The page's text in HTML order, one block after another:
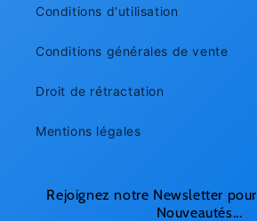
Conditions d'utilisation
Conditions générales de vente
Droit de rétractation
Mentions légales
Rejoignez notre Newsletter
Nouveautés...